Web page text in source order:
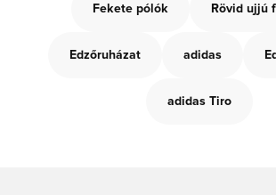
Fekete pólók Rövid ujjú
Edzőruházat adidas
adidas Tiro